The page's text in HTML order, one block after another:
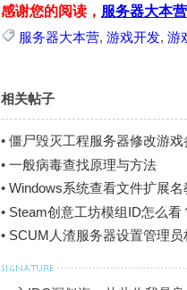
感谢您的阅读， 服务器大本
服务器大本营, 游戏开发, 游
相关帖子
• 僵尸毁灭工程服务器修改游
• 一般病毒查找原理与方法
• Windows系统查看文件扩展名
• Steam创意工坊模组ID怎么看
• SCUM人渣服务器设置管理